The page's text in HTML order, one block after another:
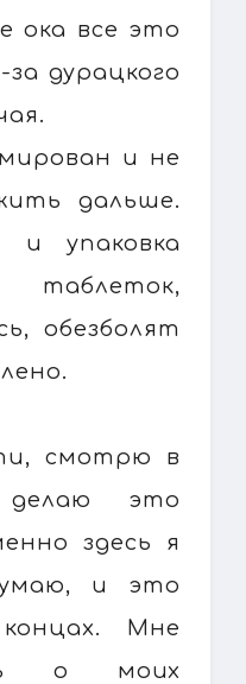
ока все это
за дурацкого
и не
дальше.
упаковка
таблеток,
обезболят
смотрю в
делаю это
здесь я
и это
Мне
о моих